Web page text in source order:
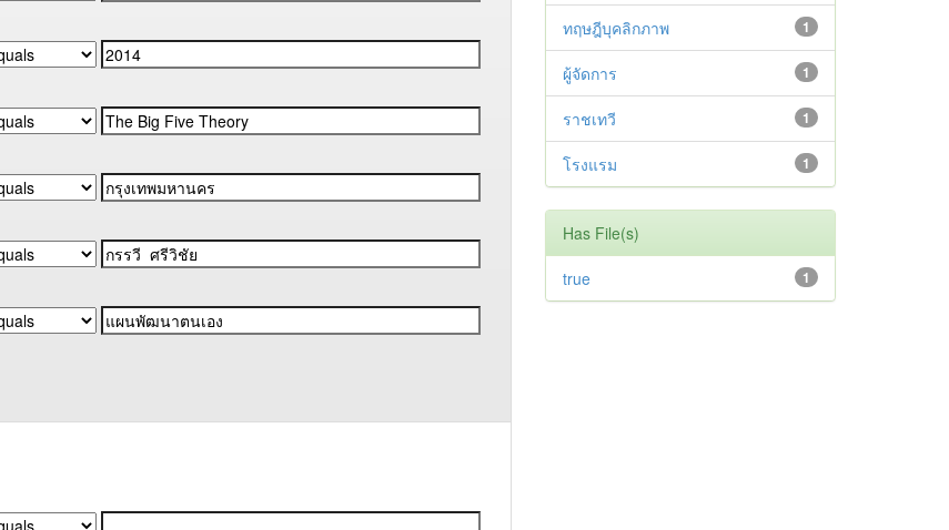
1
ทฤษฎีบุคลิกภาพ
1
ผู้จัดการ
1
ราชเทวี
1
โรงแรม
Has File(s)
1
true